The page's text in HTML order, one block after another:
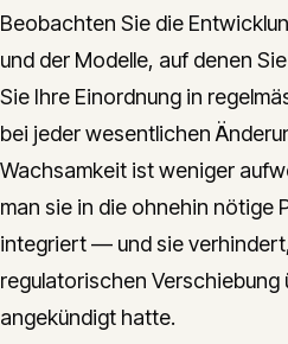
Beobachten Sie die
und der Modelle, auf denen
Sie Ihre Einordnung in
bei jeder wesentlichen
Wachsamkeit ist weniger
man sie in die ohnehin nötige
integriert — und sie
regulatorischen
angekündigt hatte.